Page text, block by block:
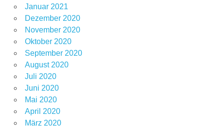
Januar 2021
Dezember 2020
November 2020
Oktober 2020
September 2020
August 2020
Juli 2020
Juni 2020
Mai 2020
April 2020
März 2020